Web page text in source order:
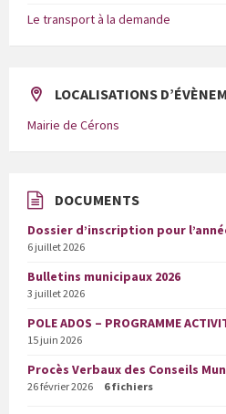
Le transport à la demande
LOCALISATIONS
Mairie de Cérons
DOCUMENTS
Dossier d’inscription pour
6 juillet 2026
Bulletins municipaux 2026
3 juillet 2026
POLE ADOS – PROGRAMME
15 juin 2026
Procès Verbaux des Conseils
26 février 2026 6 fichiers